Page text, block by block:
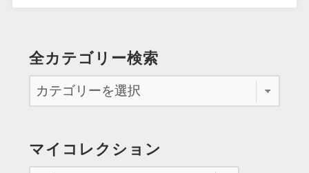
全カテゴリー検索
マイコレクション